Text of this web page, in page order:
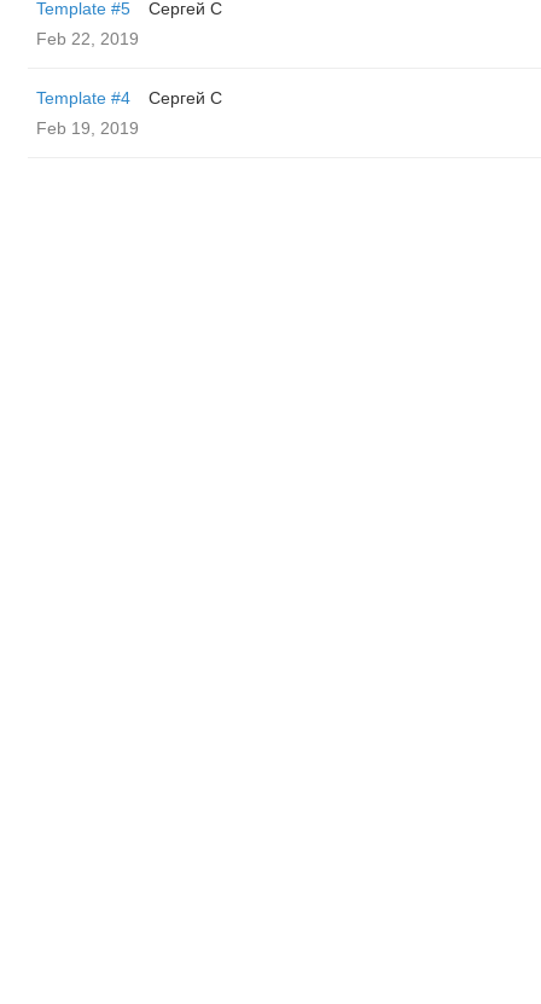
Template #5
Сергей С
Feb 22, 2019
Template #4
Сергей С
Feb 19, 2019